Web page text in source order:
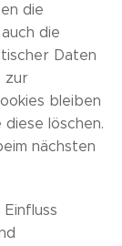
die
die
Daten
zur
bleiben
löschen.
nächsten